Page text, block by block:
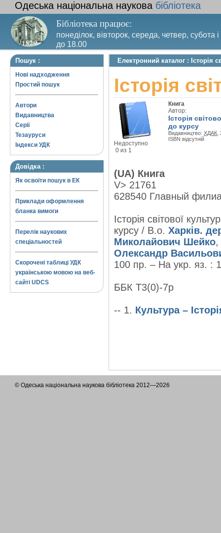
Одеська національна наукова бібліотека
Бібліотека працює:
понеділок, вівторок, середа, четвер, субота
до 18.00
Вихідний день – п’ятниця. Останній четвер
Пошук :
Нові надходження
Простий пошук
Автори
Видавництва
Серії
Тезауруси
Індекси УДК
Довідка :
Як освоїти пошук в ЕК
Приклади оформлення
бланка вимоги
Перелік наукових
спеціальностей
Скорочені таблиці УДК
українською мовою на веб-
сайті UDCS
Електронний каталог : Історія
Історія
Недоступно
0 из 1
Книга
Автор:
Історія
до курсу
Видавництво: ХДАК
ISBN відсутній
(UA) Книга
V> 21761
628540 Главный
Історія світової
курсу / В.о. Харків.
Миколайович Шейко,
Олександр
100 пр. – На укр. яз. :
ББК Т3(0)-7р
-- 1. Культура –
© Одеська національна наукова бібліотека 2012—2026